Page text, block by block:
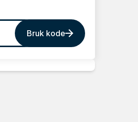
Bruk kode